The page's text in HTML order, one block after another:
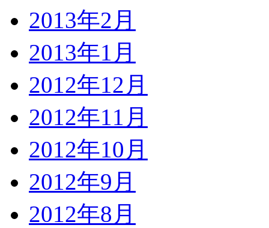
2013年2月
2013年1月
2012年12月
2012年11月
2012年10月
2012年9月
2012年8月